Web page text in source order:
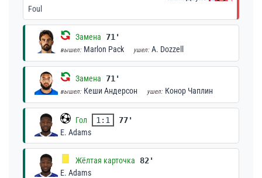
Foul
Замена 71'
вышел: Marlon Pack ушел: A. Dozzell
Замена 71'
вышел: Кеши Андерсон ушел: Конор Чаплин
Гол 1:1
77'
E. Adams
Жёлтая карточка
82'
E. Adams